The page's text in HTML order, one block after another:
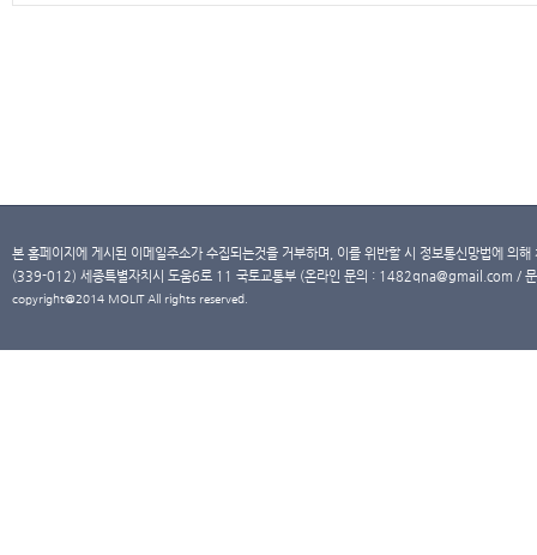
본 홈페이지에 게시된 이메일주소가 수집되는것을 거부하며, 이를 위반할 시 정보통신망법에 의
(339-012) 세종특별자치시 도움6로 11 국토교통부 (온라인 문의 : 1482qna@gmail.com /
copyright@2014 MOLIT All rights reserved.